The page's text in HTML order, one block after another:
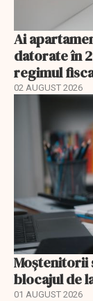
Ai
datorate în
regimul
02 AUGUST 2026
Moștenitorii
blocajul de
01 AUGUST 2026